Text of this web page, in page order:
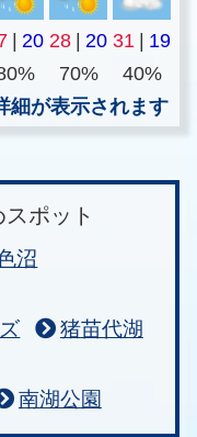
20 28 20 31
19
70%
40%
細が表示されます
ポット
沼
猪苗代湖
南湖公園